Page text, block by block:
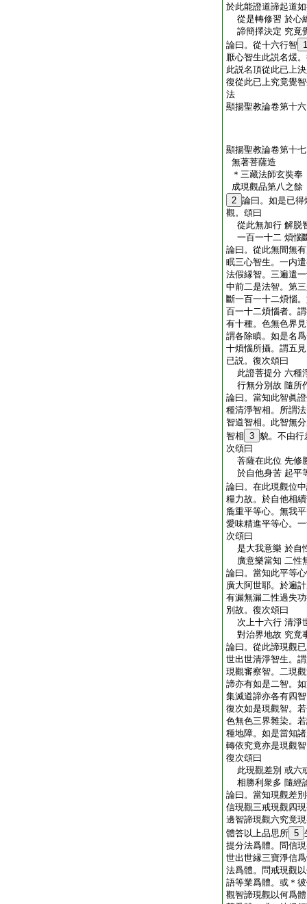
於此能證道諦起道
從是轉修習 於心
諦簡擇決定 究竟
論曰。從十六行智 1
厭心智生此説名煖
此説名頂從此已上
復從此已上究竟覺
法
顯揚聖教論卷第十六
顯揚聖教論卷第十七
無著菩薩造
＊三藏法師玄奘
成現觀品第八之餘
2 論曰。如是已
觀。頌曰
從此無加行 解脱
一百一十二 煩惱
論曰。從此無間無
眠三心智生。一内
法假縁智。三遍遣
中前二是法智。第
斷一百一十二煩惱
百一十二煩惱者。
有十種。色無色界
謂各除瞋。如是名
十煩惱所攝。謂五
已説。復次頌曰
此證菩提分 六種
行無分別故 隨所
論曰。當知此智眞
種清淨智相。所謂
智道智相。此智無
智相 3 貌。不由行
次頌曰
菩薩在此位 先修
於自他身苦 起平
論曰。在此現觀位
糧力故。於自他相
麁重平等心。無我
愛味精進平等心。
次頌曰
是大我意樂 於自
廣意樂當知 二性
論曰。當知此平等
廣大阿世耶。於遍
有漏無漏二性過失
別故。復次頌曰
次上十六行 清淨
對治界地故 究竟
論曰。從此諦現觀
世出世清淨智生。
現觀審察智。二現
諦亦有如是二智。
集滅道諦亦各有四
復次如是現觀智。
色無色三界雜染。
種地障。如是當知
轉依究竟亦是現觀
復次頌曰
此現觀差別 或六
相勝利衆多 隨經
論曰。當知現觀差
信現觀三戒現觀四
邊智諦現觀六究竟
體答以上品思所 5
提分法爲體。問信
世出世縁三寶淨信
法爲體。問戒現觀
語等業爲體。或＊
觀智諦現觀以何爲